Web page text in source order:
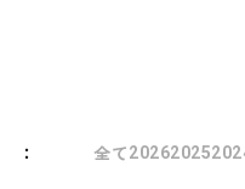
： 全て20262025